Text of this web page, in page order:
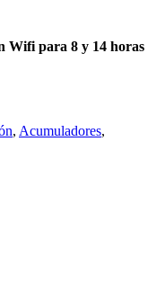
Wifi para 8 y 14 horas
, Acumuladores,